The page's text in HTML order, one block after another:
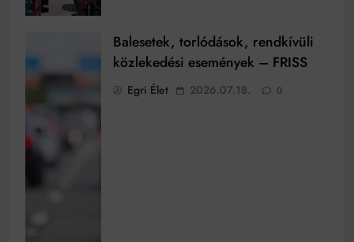
Balesetek, torlódások, rendkívüli
közlekedési események – FRISS
Egri Élet 2026.07.18. 0